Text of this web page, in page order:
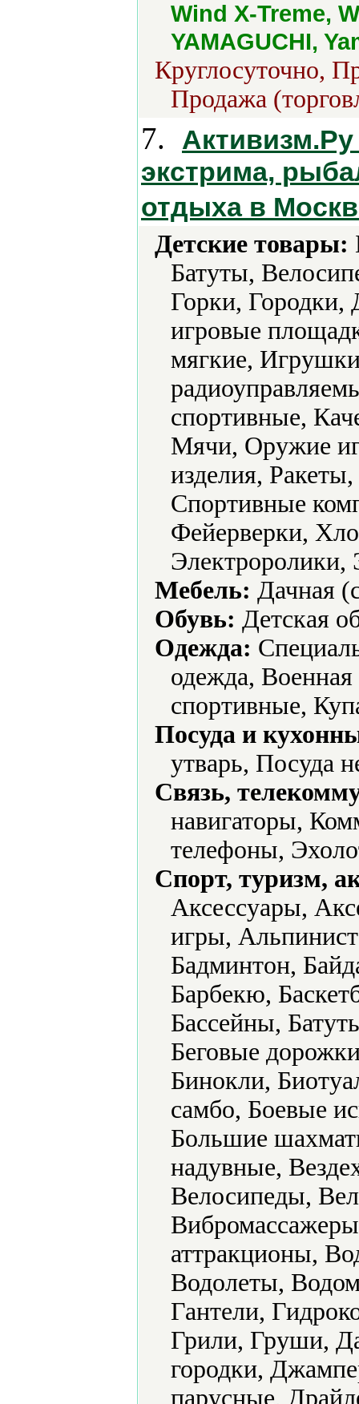
Wind X-Treme,
YAMAGUCHI,
Круглосуточно,
Продажа
7.
экстрима,
отдыха в
Детские товары:
Батуты,
Горки, Городки,
игровые
мягкие,
спортивные,
Мячи, Оружие
изделия,
Спортивные
Фейерверки,
Электроролики,
Мебель: Дачная
Обувь: Детская
Одежда:
одежда,
спортивные,
Посуда и
утварь, Посуда
Связь,
навигаторы,
телефоны,
Спорт, туризм,
Аксессуары,
игры,
Бадминтон,
Барбекю,
Бассейны,
Беговые
Бинокли,
самбо, Боевые
Большие
надувные,
Велосипеды,
аттракционы,
Водолеты,
Гантели,
Грили, Груши,
городки,
парусные,